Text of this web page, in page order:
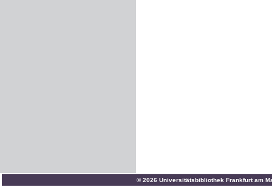
© 2026 Universitätsbibliothek Frankfurt am